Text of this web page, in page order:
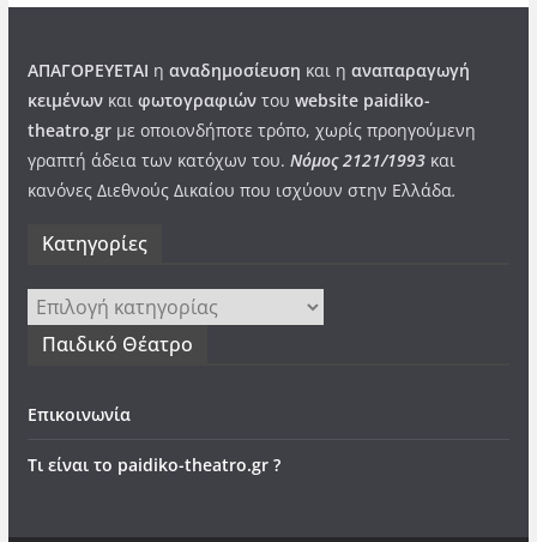
ΑΠΑΓΟΡΕΥΕΤΑΙ η αναδημοσίευση και η αναπαραγωγή
κειμένωνκαι φωτογραφιώντου website paidiko-
theatro.grμε οποιονδήποτε τρόπο, χωρίς προηγούμενη
γραπτή άδεια των κατόχων του. Νόμος 2121/1993και
κανόνες Διεθνούς Δικαίου που ισχύουν στην Ελλάδα.
Kατηγορίες
Kατηγορίες
Παιδικό Θέατρο
Επικοινωνία
Τι είναι το paidiko-theatro.gr ?